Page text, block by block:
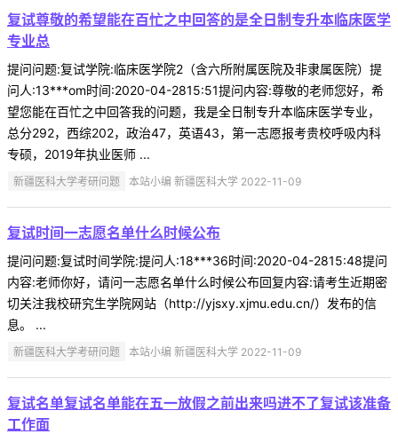
复试尊敬的希望能在百忙之中回答的是全日制专升本临床医学
专业总
提问问题:复试学院:临床医学院2（含六所附属医院及非隶属医院）提
问人:13***om时间:2020-04-2815:51提问内容:尊敬的老师您好，希
望您能在百忙之中回答我的问题，我是全日制专升本临床医学专业，
总分292，西综202，政治47，英语43，第一志愿报考贵校呼吸内科
专硕，2019年执业医师 ...
新疆医科大学考研问题 本站小编 新疆医科大学 2022-11-09
复试时间一志愿名单什么时候公布
提问问题:复试时间学院:提问人:18***36时间:2020-04-2815:48提问
内容:老师你好，请问一志愿名单什么时候公布回复内容:请考生近期密
切关注我校研究生学院网站（http://yjsxy.xjmu.edu.cn/）发布的信
息。 ...
新疆医科大学考研问题 本站小编 新疆医科大学 2022-11-09
复试名单复试名单能在五一放假之前出来吗进不了复试该准备
工作面